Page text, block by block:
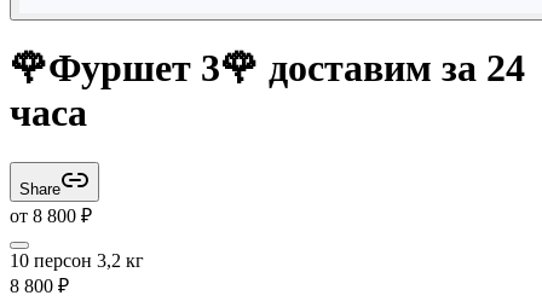
🌹Фуршет 3🌹 доставим за 24
часа
Share
от 8 800 ₽
10 персон 3,2 кг
8 800 ₽